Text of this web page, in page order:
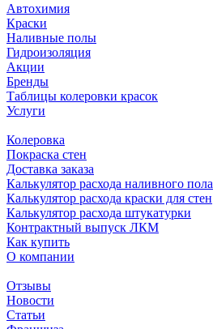
Автохимия
Краски
Наливные полы
Гидроизоляция
Акции
Бренды
Таблицы колеровки красок
Услуги
Колеровка
Покраска стен
Доставка заказа
Калькулятор расхода наливного пола
Калькулятор расхода краски для стен
Калькулятор расхода штукатурки
Контрактный выпуск ЛКМ
Как купить
О компании
Отзывы
Новости
Статьи